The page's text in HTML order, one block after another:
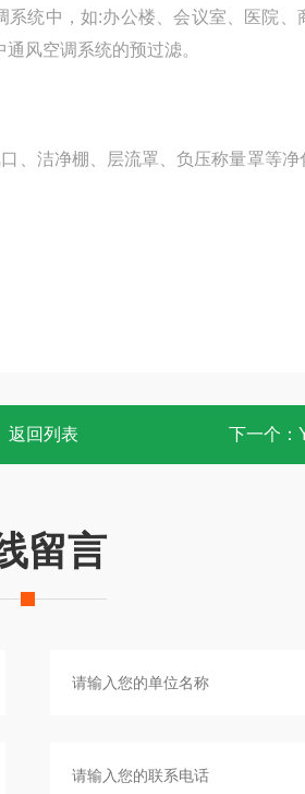
统中，如:办公楼、会议室、医院
风空调系统的预过滤。
、洁净棚、层流罩、负压称量罩等
返回列表 下一个：
留言